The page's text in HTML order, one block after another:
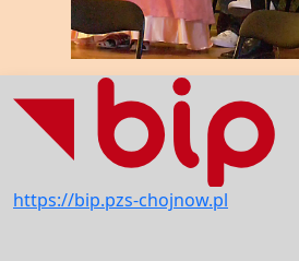
https://bip.pzs-chojnow.pl